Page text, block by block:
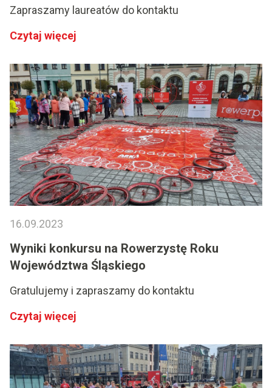
Zapraszamy laureatów do kontaktu
Czytaj więcej
16.09.2023
Wyniki konkursu na Rowerzystę Roku
Województwa Śląskiego
Gratulujemy i zapraszamy do kontaktu
Czytaj więcej